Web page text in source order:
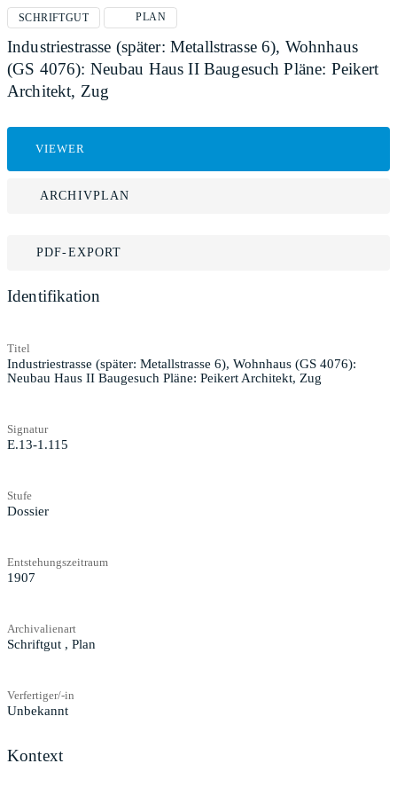
SCHRIFTGUT PLAN
Industriestrasse (später: Metallstrasse 6), Wohnhaus
(GS 4076): Neubau Haus II Baugesuch Pläne: Peikert
Architekt, Zug
VIEWER
ARCHIVPLAN
PDF-EXPORT
Identifikation
Titel
Industriestrasse (später: Metallstrasse 6), Wohnhaus (GS 4076):
Neubau Haus II Baugesuch Pläne: Peikert Architekt, Zug
Signatur
E.13-1.115
Stufe
Dossier
Entstehungszeitraum
1907
Archivalienart
Schriftgut , Plan
Verfertiger/-in
Unbekannt
Kontext